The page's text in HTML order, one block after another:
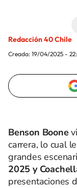
Redacción 40 Chile
Creada: 19/04/2025 -
Benson Boone
carrera, lo cual
grandes
2025 y
presentaciones